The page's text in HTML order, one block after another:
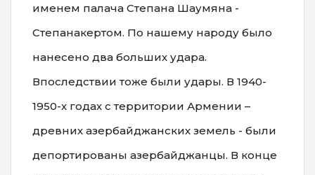
именем палача Степана Шаумяна -
Степанакертом. По нашему народу было
нанесено два больших удара.
Впоследствии тоже были удары. В 1940-
1950-х годах с территории Армении –
древних азербайджанских земель - были
депортированы азербайджанцы. В конце